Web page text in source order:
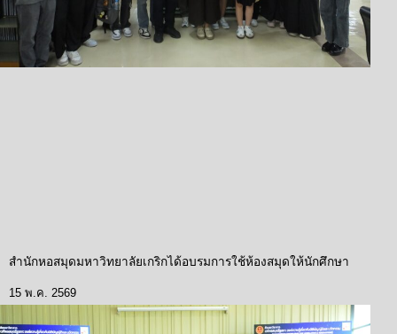
สำนักหอสมุดมหาวิทยาลัยเกริกได้อบรมการใช้ห้องสมุดให้นักศึกษา
15 พ.ค. 2569